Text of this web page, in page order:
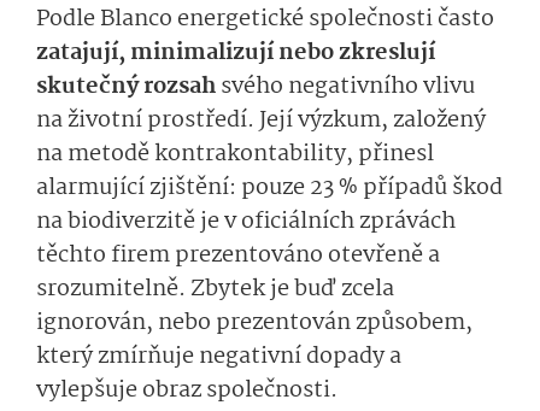
Podle Blanco energetické společnosti často
zatajují, minimalizují nebo zkreslují
skutečný rozsahsvého negativního vlivu
na životní prostředí. Její výzkum, založený
na metodě kontrakontability, přinesl
alarmující zjištění: pouze 23 % případů škod
na biodiverzitě je v oficiálních zprávách
těchto firem prezentováno otevřeně a
srozumitelně. Zbytek je buď zcela
ignorován, nebo prezentován způsobem,
který zmírňuje negativní dopady a
vylepšuje obraz společnosti.